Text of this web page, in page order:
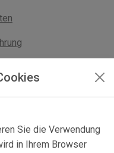
Sie die Verwendung
in Ihrem Browser
Anfahrt